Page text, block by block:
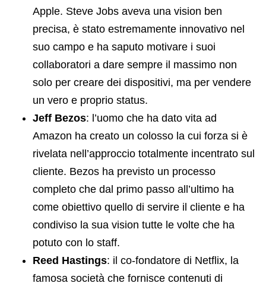
Apple. Steve Jobs aveva una vision ben
precisa, è stato estremamente innovativo nel
suo campo e ha saputo motivare i suoi
collaboratori a dare sempre il massimo non
solo per creare dei dispositivi, ma per vendere
un vero e proprio status.
Jeff Bezos: l’uomo che ha dato vita ad
Amazon ha creato un colosso la cui forza si è
rivelata nell’approccio totalmente incentrato sul
cliente. Bezos ha previsto un processo
completo che dal primo passo all’ultimo ha
come obiettivo quello di servire il cliente e ha
condiviso la sua vision tutte le volte che ha
potuto con lo staff.
Reed Hastings: il co-fondatore di Netflix, la
famosa società che fornisce contenuti di